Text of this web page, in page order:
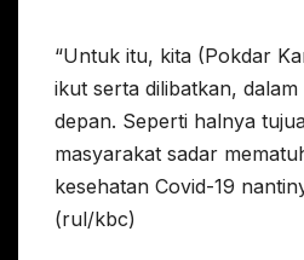
“Untuk itu, kita (Pokdar
ikut serta dilibatkan, dalam
depan. Seperti halnya
masyarakat sadar
kesehatan Covid-19
(rul/kbc)